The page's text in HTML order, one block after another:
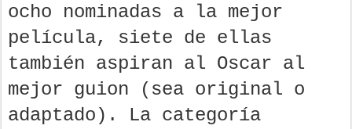
ocho nominadas a la mejor
película, siete de ellas
también aspiran al Oscar al
mejor guion (sea original o
adaptado). La categoría